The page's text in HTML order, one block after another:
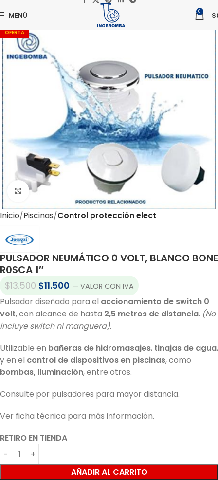
MENÚ 0 $
OFERTA
Haga clic para ampliar
Inicio Piscinas Control protección elect
PULSADOR NEUMÁTICO 0 VOLT, BLANCO BONE
R0SCA 1″
$13.500 $11.500 — VALOR CON IVA
Pulsador diseñado para el accionamiento de switch 0
volt, con alcance de hasta 2,5 metros de distancia. (No
incluye switch ni manguera).
Utilizable en bañeras de hidromasajes, tinajas de agua,
y en el control de dispositivos en piscinas, como
bombas, iluminación, entre otros.
Consulte por pulsadores para mayor distancia.
Ver ficha técnica para más información.
RETIRO EN TIENDA
AÑADIR AL CARRITO